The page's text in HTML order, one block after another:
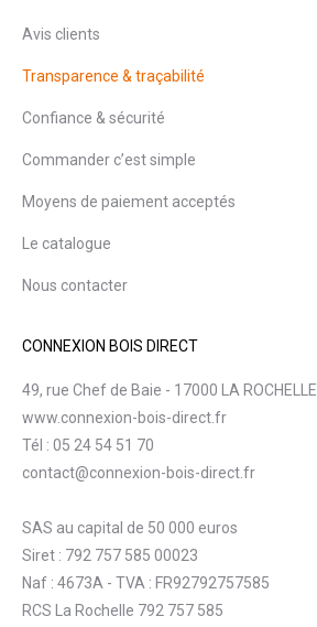
Avis clients
Transparence & traçabilité
Confiance & sécurité
Commander c’est simple
Moyens de paiement acceptés
Le catalogue
Nous contacter
CONNEXION BOIS DIRECT
49, rue Chef de Baie - 17000 LA ROCHELLE
www.connexion-bois-direct.fr
Tél : 05 24 54 51 70
contact@connexion-bois-direct.fr
SAS au capital de 50 000 euros
Siret : 792 757 585 00023
Naf : 4673A - TVA : FR92792757585
RCS La Rochelle 792 757 585